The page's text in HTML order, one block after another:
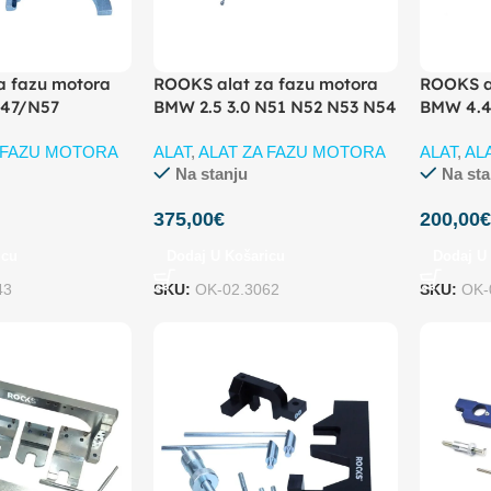
fazu motora
N57
MOTORA
ROOKS alat za fazu motora
BMW 2.5 3.0 N51 N52 N53 N54
ALAT, ALAT ZA FAZU MOTORA
Na stanju
375,00€
SKU: OK-02.3062
ROOKS
BMW
ALAT,
Na
200,00€
SKU: